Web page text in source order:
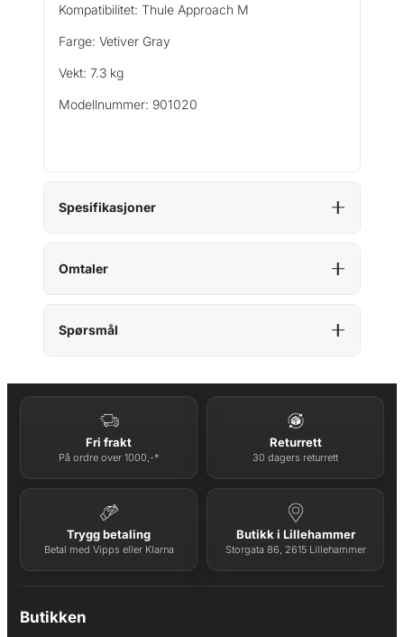
Kompatibilitet: Thule Approach M
Farge: Vetiver Gray
Vekt: 7.3 kg
Modellnummer: 901020
Spesifikasjoner
Omtaler
Spørsmål
Fri frakt
På ordre over 1000,-*
Returrett
30 dagers returrett
Trygg betaling
Betal med Vipps eller Klarna
Butikk i Lillehammer
Storgata 86, 2615 Lillehammer
Butikken